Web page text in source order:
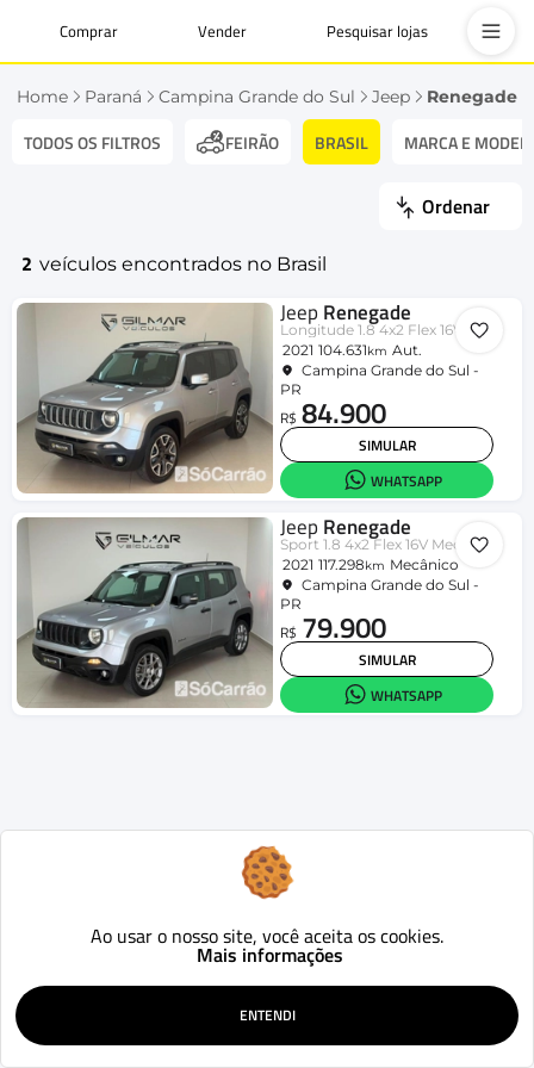
Comprar Vender Pesquisar lojas
Home Paraná Campina Grande do Sul Jeep Renegade
TODOS OS FILTROS FEIRÃO BRASIL MARCA E
Ordenar
2 veículos encontrados no Brasil
Jeep Renegade
Longitude 1.8 4x2 Flex 16V Aut.
2021 104.631km Aut.
Campina Grande do Sul -
PR
R$ 84.900
SIMULAR
WHATSAPP
Jeep Renegade
Sport 1.8 4x2 Flex 16V Mec.
2021 117.298km Mecânico
Campina Grande do Sul -
PR
R$ 79.900
SIMULAR
WHATSAPP
Ao usar o nosso site, você aceita os cookies.
Mais informações
ENTENDI